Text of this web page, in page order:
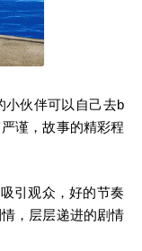
小伙伴可以自己去b
谨，故事的精彩程
引观众，好的节奏
，层层递进的剧情